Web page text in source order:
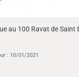
au 100 Ravat de Saint
: 10/01/2021